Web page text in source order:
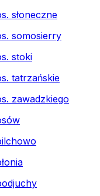
słoneczne
somosierry
stoki
tatrzańskie
zawadzkiego